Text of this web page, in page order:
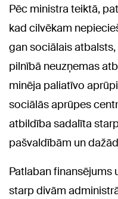
Pēc ministra teiktā,
kad cilvēkam
gan sociālais
pilnībā neuzņemas
minēja paliatīvo
sociālās aprūpes
atbildība sadalīta
pašvaldībām un
Patlaban finansējums
starp divām